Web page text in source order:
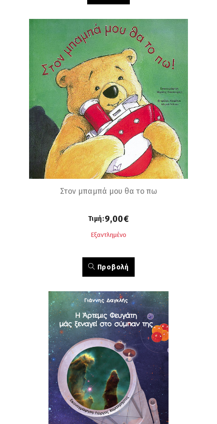
Στον μπαμπά μου θα το πω
Τιμή:9,00€
Εξαντλημένο
Προβολή